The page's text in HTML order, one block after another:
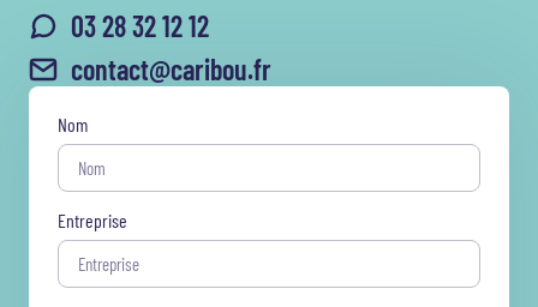
03 28 32 12 12
contact@caribou.fr
Nom
Entreprise